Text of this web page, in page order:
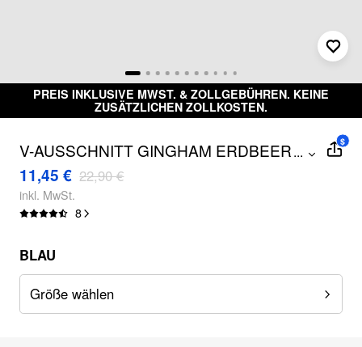
PREIS INKLUSIVE MWST. & ZOLLGEBÜHREN. KEINE
ZUSÄTZLICHEN ZOLLKOSTEN.
V-AUSSCHNITT GINGHAM ERDBEERE
GEBUNDENE HALTER BIKINI-SET
KURVE & PLUS
...
11,45 € 22,90 €
inkl. MwSt.
8
$
BLAU
Größe wählen